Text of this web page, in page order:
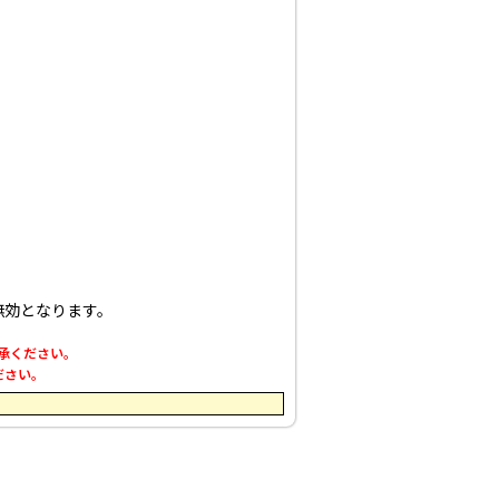
となります。
ださい。
い。